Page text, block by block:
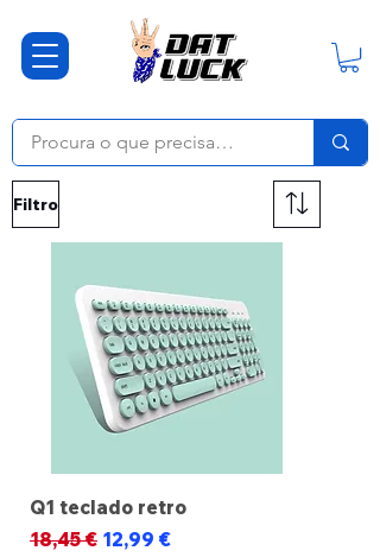
Filtro
Q1 teclado retro
Preço normal
18,45 € Preço promocional
12,99 €